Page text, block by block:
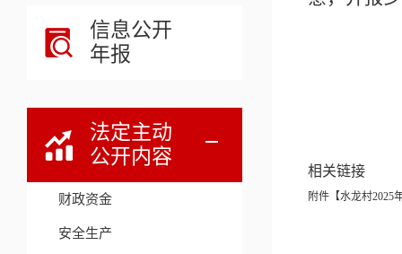
信息公开
年报
法定主动
公开内容
财政资金
安全生产
相关链接
附件【水龙村2025